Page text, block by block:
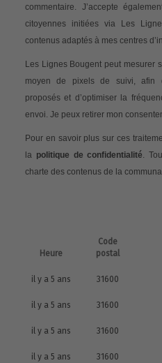
commentaire. J’accepte
citoyennes initiées via Les
contenus adaptés à mes centres
Les Lignes Bougent peut mesurer
moyen de pixels de suivi, afin
proposés et d’optimiser la
envoi. Je peux retirer mon
Pour en savoir plus sur ces
la politique de confidentialité.
charte des contenus de la
Heure
Code
postal
il y a 5 ans 31600
il y a 5 ans 31600
il y a 5 ans 31600
il y a 5 ans 31600